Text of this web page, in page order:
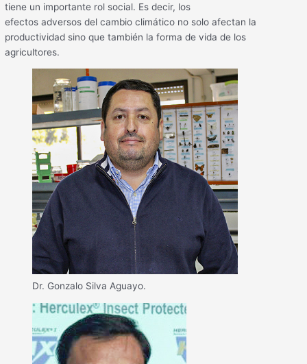
tiene un importante rol social. Es decir, los
efectos adversos del cambio climático no solo afectan la
productividad sino que también la forma de vida de los
agricultores.
Dr. Gonzalo Silva Aguayo.